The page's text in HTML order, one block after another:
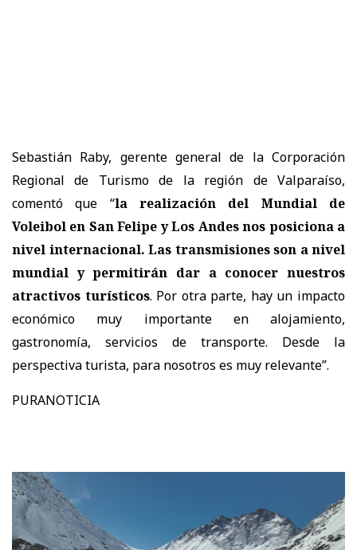
Sebastián Raby, gerente general de la Corporación
Regional de Turismo de la región de Valparaíso,
comentó que “la realización del Mundial de
Voleibol en San Felipe y Los Andes nos posiciona a
nivel internacional. Las transmisiones son a nivel
mundial y permitirán dar a conocer nuestros
atractivos turísticos. Por otra parte, hay un impacto
económico muy importante en alojamiento,
gastronomía, servicios de transporte. Desde la
perspectiva turista, para nosotros es muy relevante”.
PURANOTICIA